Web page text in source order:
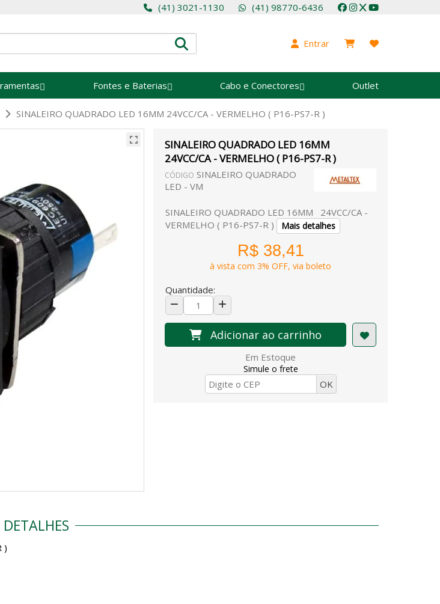
(41) 3021-1130 (41) 98770-6436
Entrar
Fontes e Baterias Cabo e Conectores Outlet
SINALEIRO QUADRADO LED 16MM 24VCC/CA - VERMELHO ( P16-PS7-R )
SINALEIRO QUADRADO LED 16MM
24VCC/CA - VERMELHO ( P16-PS7-R )
CÓDIGO SINALEIRO QUADRADO
LED - VM
SINALEIRO QUADRADO LED 16MM 24VCC/CA -
VERMELHO ( P16-PS7-R )
Mais detalhes
R$ 38,41
à vista com 3% OFF, via boleto
Quantidade:
Adicionar ao carrinho
Em Estoque
Simule o frete
DETALHES
)